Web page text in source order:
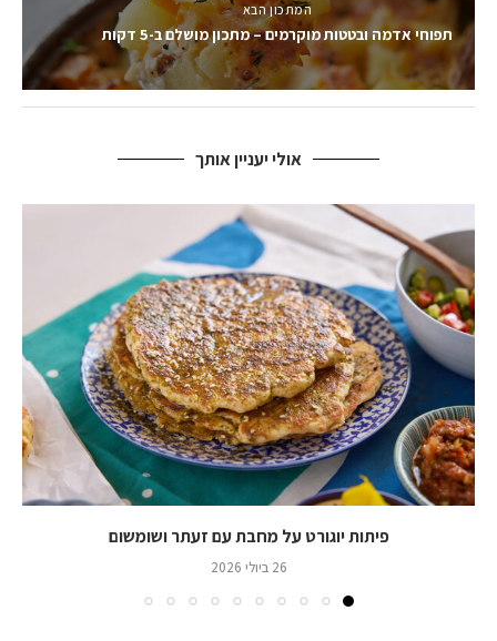
המתכון הבא
תפוחי אדמה ובטטות מוקרמים – מתכון מושלם ב-5 דקות
אולי יעניין אותך
פיתות יוגורט על מחבת עם זעתר ושומשום
26 ביולי 2026